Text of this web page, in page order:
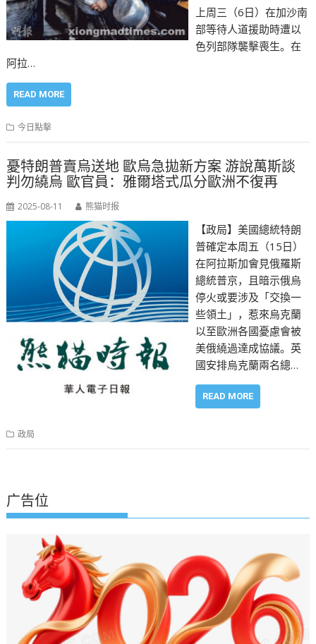
上周三（6日）在加沙南
部等待人道援助時遭以
色列部隊襲擊喪生。在
阿拉…
READ MORE
今日點擊
憂特朗普賣烏送地 歐烏急拋新方案 游說萬斯談
判勿繞烏 歐官員：雅爾塔式瓜分歐洲不復再
2025-08-11 熊猫时报
【政局】美國總統特朗
普確定本周五（15日）
在阿拉斯加會見俄羅斯
總統普京，且暗示俄烏
停火或要涉及「交換一
些領土」，惹來烏克蘭
以至歐洲各國憂慮會被
美俄繞過達成協議。英
國安排烏克蘭兩名總…
READ MORE
政局
广告位